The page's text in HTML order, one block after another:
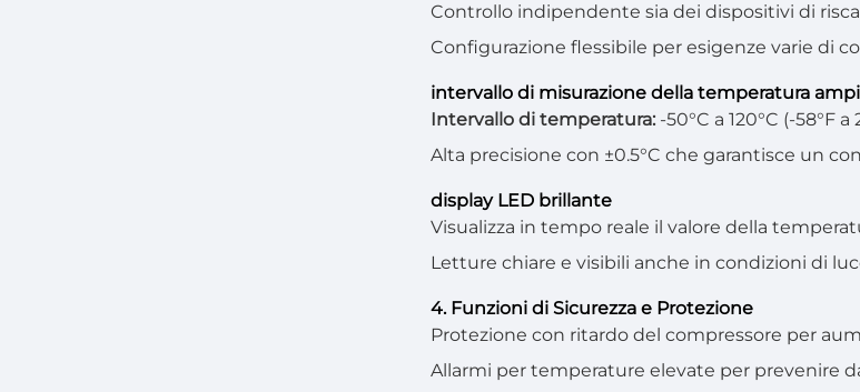
Controllo indipendente sia dei dispositivi di
Configurazione flessibile per esigenze varie di
intervallo di misurazione della temperatura
Intervallo di temperatura: -50°C a 120°C (-58°F a
Alta precisione con ±0.5°C che garantisce un
display LED brillante
Visualizza in tempo reale il valore della
Letture chiare e visibili anche in condizioni di
4. Funzioni di Sicurezza e Protezione
Protezione con ritardo del compressore per
Allarmi per temperature elevate per prevenire